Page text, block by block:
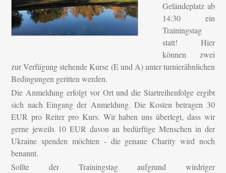
Geländeplatz ab
14:30 ein
Trainingstag
statt! Hier
können zwei
zur Verfügung stehende Kurse (E und A) unter turnierähnlichen
Bedingungen geritten werden.
Die Anmeldung erfolgt vor Ort und die Startreihenfolge ergibt
sich nach Eingang der Anmeldung. Die Kosten betragen 30
EUR pro Reiter pro Kurs. Wir haben uns überlegt, dass wir
gerne jeweils 10 EUR davon an bedürftige Menschen in der
Ukraine spenden möchten - die genaue Charity wird noch
benannt.
Sollte der Trainingstag aufgrund wirdriger